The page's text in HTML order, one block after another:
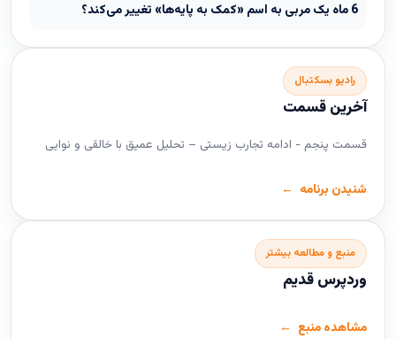
6 ماه یک مربی به اسم «کمک به پایه‌ها» تغییر می‌کند؟
رادیو بسکتبال
آخرین قسمت
قسمت پنجم - ادامه تجارب زیستی – تحلیل عمیق با خالقی و نوایی
شنیدن برنامه
منبع و مطالعه بیشتر
وردپرس قدیم
مشاهده منبع